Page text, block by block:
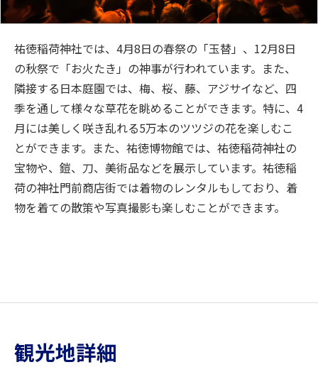
祐徳稲荷神社では、4月8日の春祭の「玉替」、12月8日
の秋祭で「お火たき」の神事が行われています。また、
隣接する日本庭園では、梅、桜、藤、アジサイなど、四
季を通して様々な草花を眺めることができます。特に、4
月には美しく咲き乱れる5万本のツツジの花を楽しむこ
とができます。また、祐徳博物館では、祐徳稲荷神社の
宝物や、鎧、刀、美術品などを展示しています。祐徳稲
荷の神社門前商店街では着物のレンタルもしており、着
物を着ての散策や写真撮影も楽しむことができます。
観光地詳細